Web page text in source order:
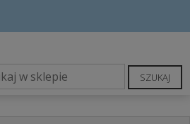
SZUKAJ